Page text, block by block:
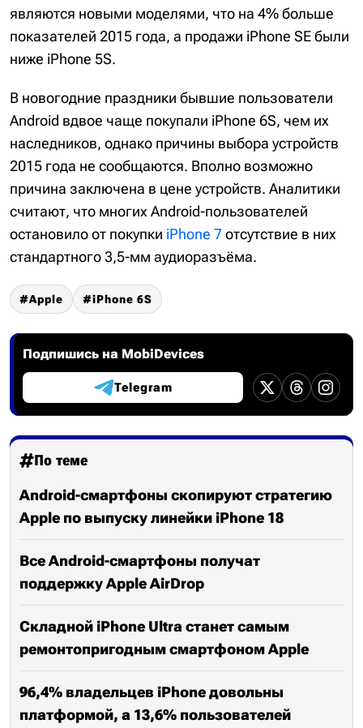
являются новыми моделями, что на 4% больше
показателей 2015 года, а продажи iPhone SE были
ниже iPhone 5S.
В новогодние праздники бывшие пользователи
Android вдвое чаще покупали iPhone 6S, чем их
наследников, однако причины выбора устройств
2015 года не сообщаются. Вполно возможно
причина заключена в цене устройств. Аналитики
считают, что многих Android-пользователей
остановило от покупки iPhone 7отсутствие в них
стандартного 3,5-мм аудиоразъёма.
Apple iPhone 6S
Подпишись на MobiDevices
Telegram
По теме
Android-смартфоны скопируют стратегию
Apple по выпуску линейки iPhone 18
Все Android-смартфоны получат
поддержку Apple AirDrop
Складной iPhone Ultra станет самым
ремонтопригодным смартфоном Apple
96,4% владельцев iPhone довольны
платформой, а 13,6% пользователей